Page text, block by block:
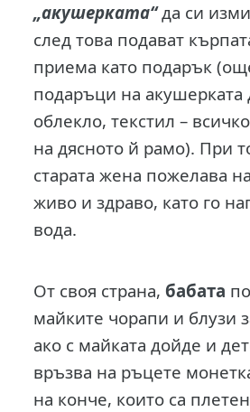
„акушерката“да си
след това подават
приема като подарък
подаръци на акушерката
облекло, текстил –
на дясното й рамо). При
старата жена пожелава
живо и здраво, като го
вода.
От своя страна,бабата
майките чорапи и блузи
ако с майката дойде и
връзва на ръцете
на конче, които са